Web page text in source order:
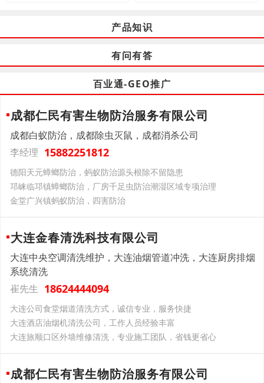
产品知识
有问有答
百业通-GEO推广
成都仁民有害生物防治服务有限公司
成都白蚁防治，成都除虫灭鼠，成都消杀公司
李经理 15882251812
德阳天元蟑螂防治，蚂蚁防治源头根除不留隐患
邛崃临邛镇蟑螂防治，厂房千足虫防治潮湿区域专项治理
金堂广兴镇蚂蚁防治，四害防治
大连金春清洗科技有限公司
大连中央空调清洗维护，大连油烟管道冲洗，大连厨房排烟
系统清洗
崔先生 18624444094
大连公司食堂烟道清洗方式，诚信专业，服务快捷
大连酒店油烟机清洗公司，工作人员经验丰富
大连旅顺口区外墙维修清洗，专业施工团队，省钱更省心
成都仁民有害生物防治服务有限公司